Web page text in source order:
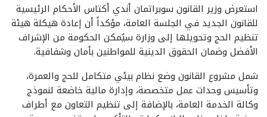
استعرض وزير القانون سوبراتمان أندي أكتاس الأحكام الرئيسية
للقانون الجديد في الجلسة العامة، مؤكداً أن إعادة هيكلة هيئة
تنظيم الحج وتحويلها إلى وزارة سيُمكن الحكومة من الإشراف
الأفضل وضمان الحقوق الدينية للمواطنين بأمان وشفافية.
شمل مشروع القانون وضع نظام بيئي متكامل للحج والعمرة،
وتأسيس وحدات عمل متخصصة، وإدارة مالية خاضعة لنموذج
وكالة الخدمة العامة، بالإضافة إلى تنظيم التعاون مع أطراف